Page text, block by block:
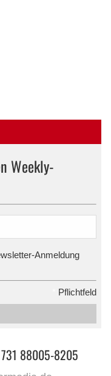
Weekly-
Anmeldung
Pflichtfeld
88005-8205